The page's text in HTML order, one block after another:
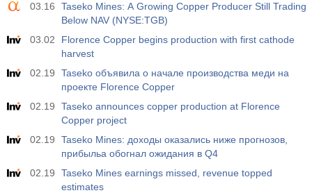
03.16
Taseko Mines: A Growing Copper Producer Still Trading
Below NAV (NYSE:TGB)
03.02
Florence Copper begins production with first cathode
harvest
02.19
Taseko объявила о начале производства меди на
проекте Florence Copper
02.19
Taseko announces copper production at Florence
Copper project
02.19
Taseko Mines: доходы оказались ниже прогнозов,
прибыльa обогнал ожидания в Q4
02.19
Taseko Mines earnings missed, revenue topped
estimates